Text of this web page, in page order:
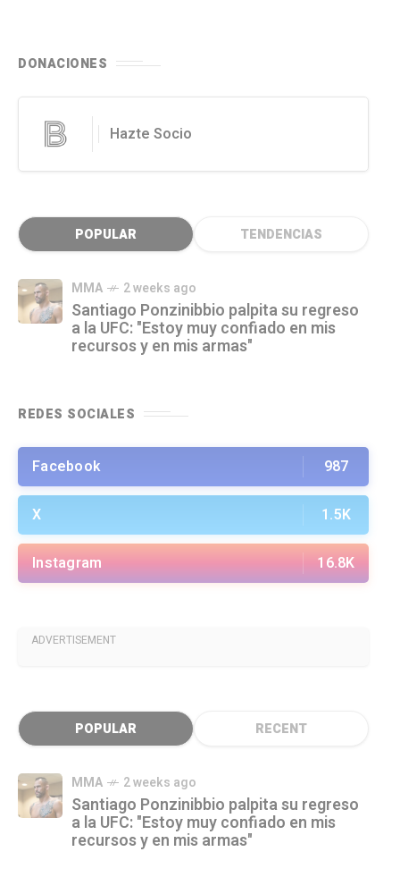
DONACIONES
Hazte Socio
POPULAR TENDENCIAS
MMA 2 weeks ago
Santiago Ponzinibbio palpita su regreso
a la UFC: "Estoy muy confiado en mis
recursos y en mis armas"
REDES SOCIALES
Facebook 987
X 1.5K
Instagram 16.8K
ADVERTISEMENT
POPULAR RECENT
MMA 2 weeks ago
Santiago Ponzinibbio palpita su regreso
a la UFC: "Estoy muy confiado en mis
recursos y en mis armas"